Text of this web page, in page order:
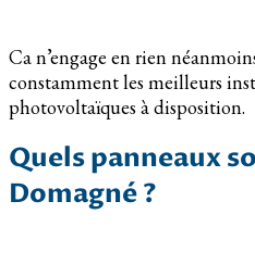
Ca n’engage en rien
constamment les meilleurs
photovoltaïques à disposition.
Quels panneaux
Domagné ?